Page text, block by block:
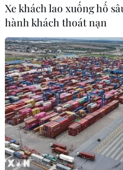
Hạ viện Mỹ "sờ gáy"
Xe khách lao xuống hố
hành khách thoát nạn